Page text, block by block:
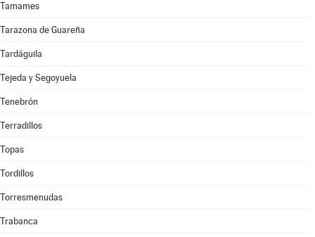
Tamames
Tarazona de Guareña
Tardáguila
Tejeda y Segoyuela
Tenebrón
Terradillos
Topas
Tordillos
Torresmenudas
Trabanca